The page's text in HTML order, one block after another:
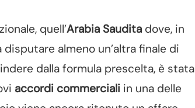
quell’Arabia Saudita dove, in
almeno un’altra finale di
dalla formula prescelta, è stata
accordi commerciali in una delle